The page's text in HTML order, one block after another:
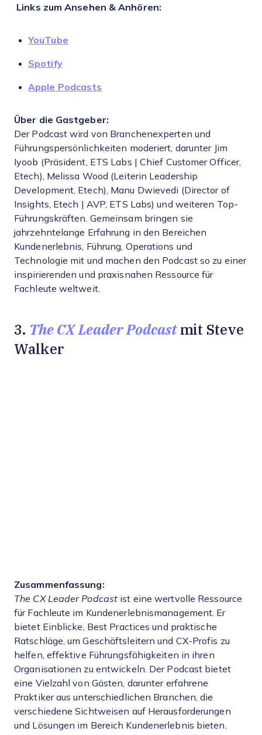
Links zum Ansehen & Anhören:
YouTube
Spotify
Apple Podcasts
Über die Gastgeber:
Der Podcast wird von Branchenexperten und
Führungspersönlichkeiten moderiert, darunter Jim
Iyoob (Präsident, ETS Labs | Chief Customer Officer,
Etech), Melissa Wood (Leiterin Leadership
Development, Etech), Manu Dwievedi (Director of
Insights, Etech | AVP, ETS Labs) und weiteren Top-
Führungskräften. Gemeinsam bringen sie
jahrzehntelange Erfahrung in den Bereichen
Kundenerlebnis, Führung, Operations und
Technologie mit und machen den Podcast so zu einer
inspirierenden und praxisnahen Ressource für
Fachleute weltweit.
3. The CX Leader Podcastmit Steve
Walker
Zusammenfassung:
The CX Leader Podcast ist eine wertvolle Ressource
für Fachleute im Kundenerlebnismanagement. Er
bietet Einblicke, Best Practices und praktische
Ratschläge, um Geschäftsleitern und CX-Profis zu
helfen, effektive Führungsfähigkeiten in ihren
Organisationen zu entwickeln. Der Podcast bietet
eine Vielzahl von Gästen, darunter erfahrene
Praktiker aus unterschiedlichen Branchen, die
verschiedene Sichtweisen auf Herausforderungen
und Lösungen im Bereich Kundenerlebnis bieten.